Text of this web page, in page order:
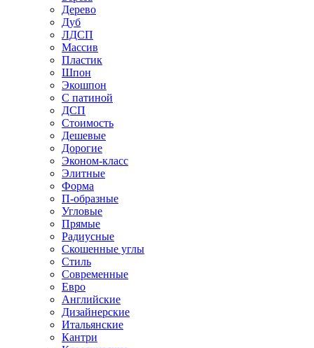
Дерево
Дуб
ЛДСП
Массив
Пластик
Шпон
Экошпон
С патиной
ДСП
Стоимость
Дешевые
Дорогие
Эконом-класс
Элитные
Форма
П-образные
Угловые
Прямые
Радиусные
Скошенные углы
Стиль
Современные
Евро
Английские
Дизайнерские
Итальянские
Кантри